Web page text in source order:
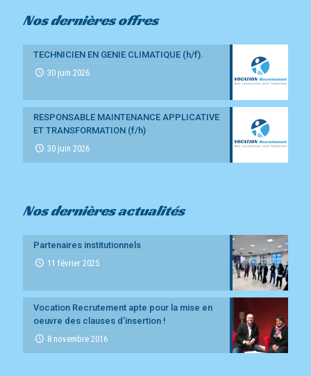
Nos dernières offres
TECHNICIEN EN GENIE CLIMATIQUE (h/f).
30 juin 2026
RESPONSABLE MAINTENANCE APPLICATIVE
ET TRANSFORMATION (f/h)
30 juin 2026
Nos dernières actualités
Partenaires institutionnels
11 février 2025
Vocation Recrutement apte pour la mise en
oeuvre des clauses d’insertion !
8 novembre 2016